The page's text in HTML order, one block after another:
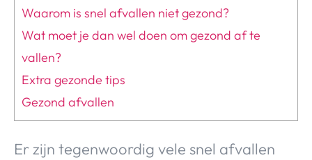
Waarom is snel afvallen niet gezond?
Wat moet je dan wel doen om gezond af te
vallen?
Extra gezonde tips
Gezond afvallen
Er zijn tegenwoordig vele snel afvallen